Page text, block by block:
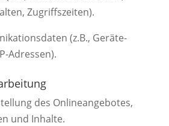
Zugriffszeiten).
(z.B., Geräte-
Adressen).
des Onlineangebotes,
und Inhalte.